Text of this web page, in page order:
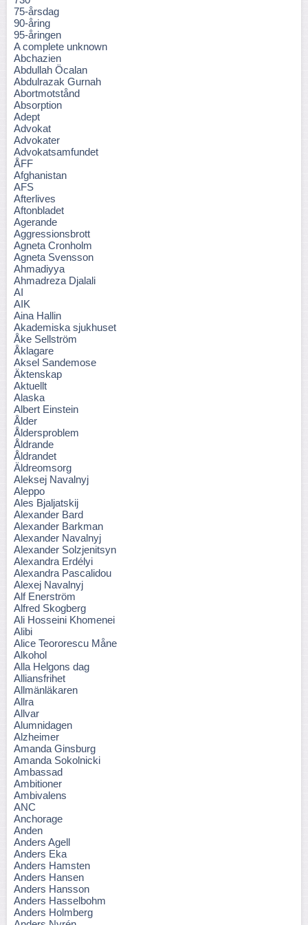
75-årsdag
90-åring
95-åringen
A complete unknown
Abchazien
Abdullah Öcalan
Abdulrazak Gurnah
Abortmotstånd
Absorption
Adept
Advokat
Advokater
Advokatsamfundet
ÅFF
Afghanistan
AFS
Afterlives
Aftonbladet
Agerande
Aggressionsbrott
Agneta Cronholm
Agneta Svensson
Ahmadiyya
Ahmadreza Djalali
AI
AIK
Aina Hallin
Akademiska sjukhuset
Åke Sellström
Åklagare
Aksel Sandemose
Äktenskap
Aktuellt
Alaska
Albert Einstein
Ålder
Åldersproblem
Åldrande
Åldrandet
Äldreomsorg
Aleksej Navalnyj
Aleppo
Ales Bjaljatskij
Alexander Bard
Alexander Barkman
Alexander Navalnyj
Alexander Solzjenitsyn
Alexandra Erdélyi
Alexandra Pascalidou
Alexej Navalnyj
Alf Enerström
Alfred Skogberg
Ali Hosseini Khomenei
Alibi
Alice Teororescu Måne
Alkohol
Alla Helgons dag
Alliansfrihet
Allmänläkaren
Allra
Allvar
Alumnidagen
Alzheimer
Amanda Ginsburg
Amanda Sokolnicki
Ambassad
Ambitioner
Ambivalens
ANC
Anchorage
Anden
Anders Agell
Anders Eka
Anders Hamsten
Anders Hansen
Anders Hansson
Anders Hasselbohm
Anders Holmberg